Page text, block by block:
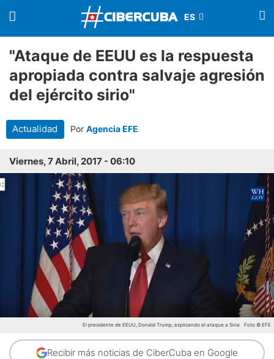
"Ataque de EEUU es la respuesta
apropiada contra salvaje agresión
del ejército sirio"
Actualidad Por Agencia EFE
Viernes, 7 Abril, 2017 - 06:10
El presidente de EEUU, Donald Trump, explicando el ataque a Siria Foto © EFE
Recibir más noticias de CiberCuba en Google